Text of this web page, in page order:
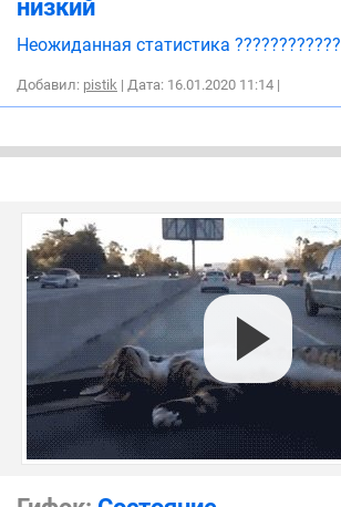
низкий
Неожиданная статистика ????????????
Добавил: pistik | Дата: 16.01.2020 11:14 |